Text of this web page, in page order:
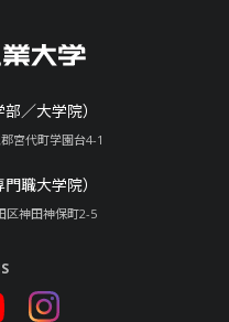
／大学院）
宮代町学園台4-1
職大学院）
区神田神保町2-5